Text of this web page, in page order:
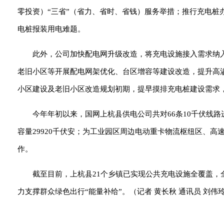
零投资）“三省”（省力、省时、省钱）服务举措；推行充电
电桩报装用电难题。
此外，公司加快配电网升级改造，将充电设施接入需求
老旧小区等开展配电网架优化、台区增容等建设改造，提升
小区建设及老旧小区改造规划初期，提早摸排充电桩建设需
今年年初以来，国网上杭县供电公司共对66条10千伏线
容量29920千伏安；为工业园区周边电动重卡物流枢纽区、高
作。
截至目前，上杭县21个乡镇已实现公共充电设施全覆盖
力支撑群众绿色出行“能量补给”。（记者 黄长秋 通讯员 刘伟